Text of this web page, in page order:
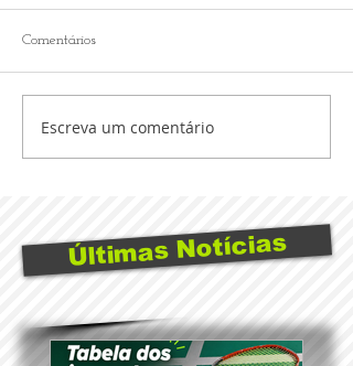
Comentários
Escreva um comentário
Últimas Notícias